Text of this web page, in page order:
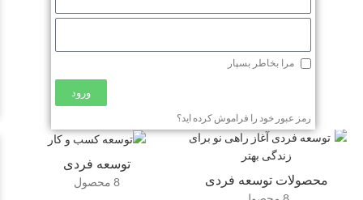
مرا بخاطر بسپار
ورود
رمز عبور خود را فراموش کرده اید؟
محصولات توسعه فردی
توسعه فردی
8 محصول